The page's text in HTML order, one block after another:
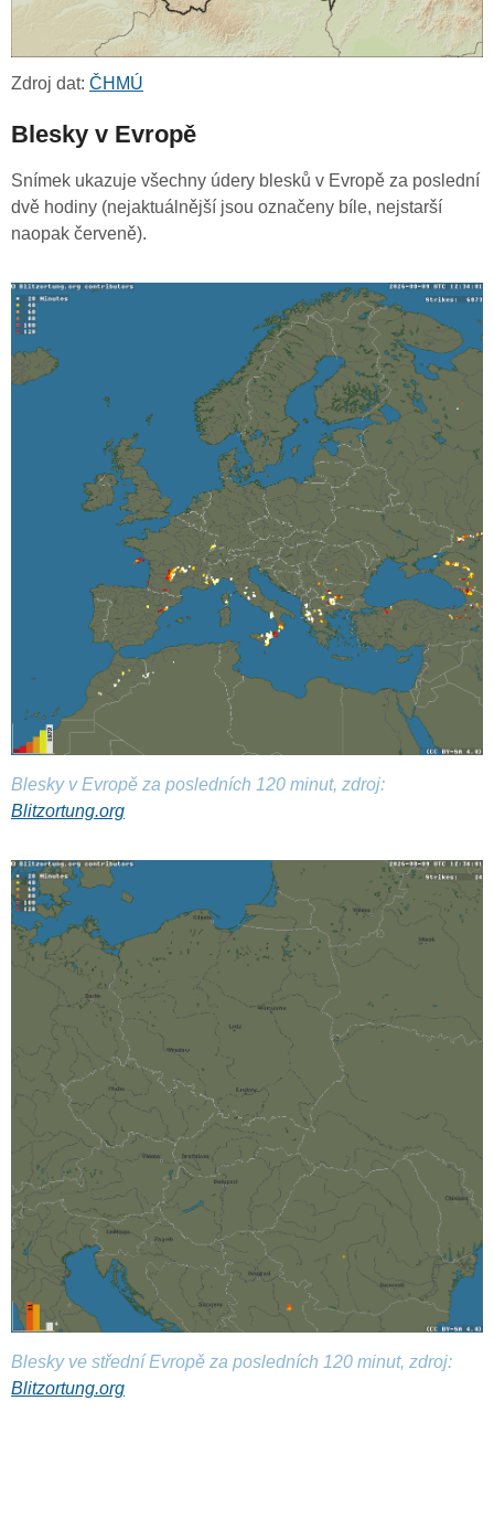
Zdroj dat: ČHMÚ
Blesky v Evropě
Snímek ukazuje všechny údery blesků v Evropě za poslední
dvě hodiny (nejaktuálnější jsou označeny bíle, nejstarší
naopak červeně).
Blesky v Evropě za posledních 120 minut, zdroj:
Blitzortung.org
Blesky ve střední Evropě za posledních 120 minut, zdroj:
Blitzortung.org